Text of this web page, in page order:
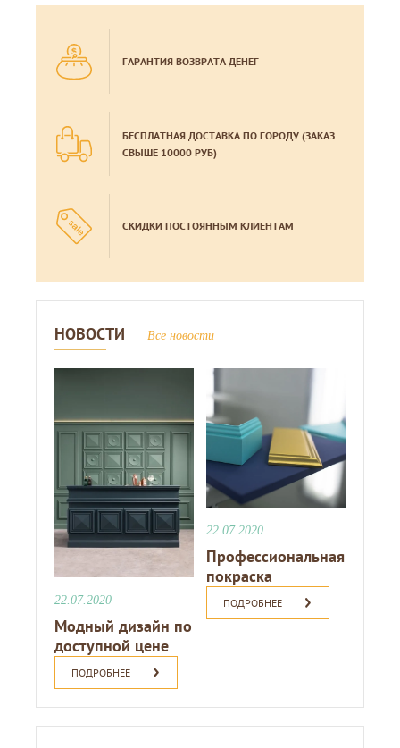
ГАРАНТИЯ ВОЗВРАТА ДЕНЕГ
БЕСПЛАТНАЯ ДОСТАВКА ПО ГОРОДУ (ЗАКАЗ
СВЫШЕ 10000 РУБ)
СКИДКИ ПОСТОЯННЫМ КЛИЕНТАМ
НОВОСТИ Все новости
22.07.2020
Модный дизайн по
доступной цене
ПОДРОБНЕЕ
22.07.2020
Профессиональная
покраска
ПОДРОБНЕЕ